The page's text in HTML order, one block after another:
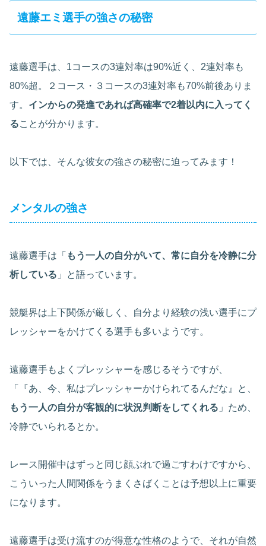
遠藤エミ選手の強さの秘密
遠藤選手は、1コースの3連対率は90%近く、2連対率も
80%超。２コース・３コースの3連対率も70%前後ありま
す。 インからの発進であれば高確率で2着以内に入ってく
ることが分かります。
以下では、そんな彼女の強さの秘密に迫ってみます！
メンタルの強さ
遠藤選手は「 もう一人の自分がいて、常に自分を冷静に分
析している 」と語っています。
競艇界は上下関係が厳しく、自分より経験の浅い選手にプ
レッシャーをかけてくる選手も多いようです。
遠藤選手もよくプレッシャーを感じるそうですが、
「『あ、今、私はプレッシャーかけられてるんだな』と、
もう一人の自分が客観的に状況判断をしてくれる 」ため、
冷静でいられるとか。
レース開催中はずっと同じ顔ぶれで過ごすわけですから、
こういった人間関係をうまくさばくことは予想以上に重要
になります。
遠藤選手は受け流すのが得意な性格のようで、それが自然